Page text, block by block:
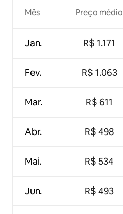
Mês
Jan.
Fev.
Mar.
Abr.
Mai.
Jun.
Preço médio
R$ 1.171
R$ 1.063
R$ 611
R$ 498
R$ 534
R$ 493